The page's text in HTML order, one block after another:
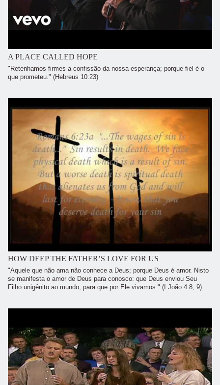
A PLACE CALLED HOPE
"Retenhamos firmes a confissão da nossa esperança; porque fiel é o
que prometeu." (Hebreus 10:23)
HOW DEEP THE FATHER’S LOVE FOR US
"Aquele que não ama não conhece a Deus; porque Deus é amor. Nisto
se manifesta o amor de Deus para conosco: que Deus enviou Seu
Filho unigênito ao mundo, para que por Ele vivamos." (I João 4:8, 9)